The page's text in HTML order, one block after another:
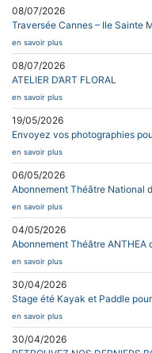
08/07/2026
Traversée Cannes – Ile Sainte
en savoir plus
08/07/2026
ATELIER D’ART FLORAL
en savoir plus
19/05/2026
Envoyez vos photographies
en savoir plus
06/05/2026
Abonnement Théâtre National
en savoir plus
04/05/2026
Abonnement Théâtre ANTHEA
en savoir plus
30/04/2026
Stage été Kayak et Paddle
en savoir plus
30/04/2026